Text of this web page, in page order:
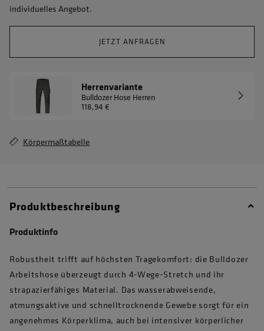
individuelles Angebot.
JETZT ANFRAGEN
Herrenvariante
Bulldozer Hose Herren
118,94 €
Körpermaßtabelle
Produktbeschreibung
Produktinfo
Robustheit trifft auf höchsten Tragekomfort: die Bulldozer
Arbeitshose überzeugt durch 4-Wege-Stretch und ihr
strapazierfähiges Material. Das wasserabweisende,
atmungsaktive und schnelltrocknende Gewebe sorgt für ein
angenehmes Körperklima, auch bei intensiver körperlicher